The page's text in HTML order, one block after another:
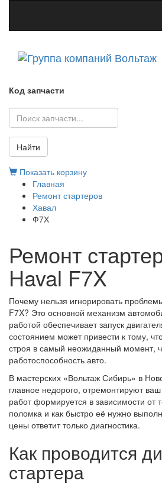
Код запчасти
Найти
Показать корзину
Главная
Ремонт стартеров
Хавал
Ф7Х
Ремонт
Haval F7X
Почему нельзя игнорировать
F7X? Это основной механизм
работой обеспечивает запуск
состоянием может привести к тому,
строя в самый неожиданный момент,
работоспособность авто.
В мастерских «Вольтаж Сибирь» в
главное недорого, отремонтируют
работ формируется в зависимости от
поломка и как быстро её нужно
цены ответит только диагностика.
Как проводится
стартера